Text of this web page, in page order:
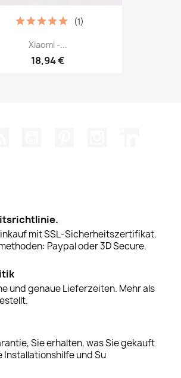
Xiaomi -...
18,94 €
(1)
mit SSL-Sicherheitszertifikat.
Paypal oder 3D Secure.
und genaue Lieferzeiten. Mehr als
Sie erhalten, was Sie gekauft
Installationshilfe und Su